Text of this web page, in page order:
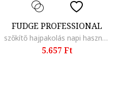
FUDGE PROFESSIONAL
szőkítő hajpakolás napi használatra, 200 ml
5.657 Ft